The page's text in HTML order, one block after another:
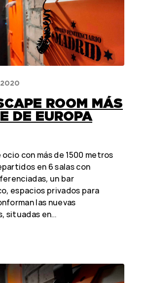
2020
ROOM MÁS
DE EUROPA
con más de 1500 metros
en 6 salas con
un bar
espacios privados para
las nuevas
situadas en…